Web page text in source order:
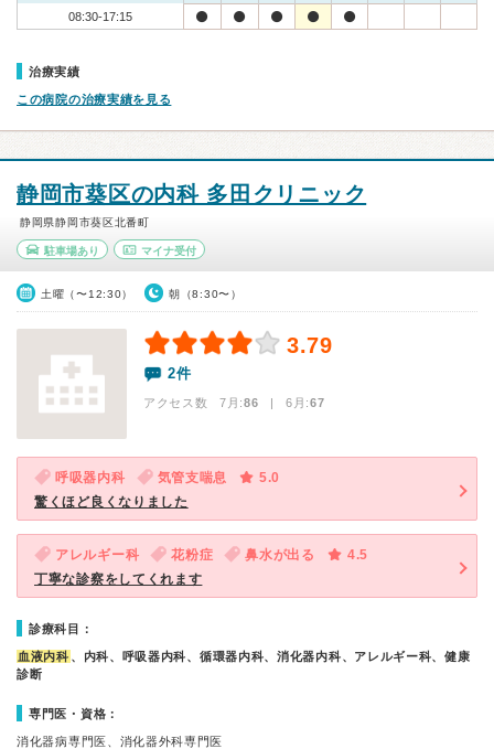
08:30-17:15
治療実績
この病院の治療実績を見る
静岡市葵区の内科 多田クリニック
静岡県静岡市葵区北番町
駐車場あり マイナ受付
土曜（〜12:30） 朝（8:30〜）
3.79
2件
アクセス数 7月:86 | 6月:67
呼吸器内科 気管支喘息
5.0
驚くほど良くなりました
アレルギー科 花粉症 鼻水が出る
4.5
丁寧な診察をしてくれます
診療科目：
血液内科 、内科、呼吸器内科、循環器内科、消化器内科、アレルギー科、健康
診断
専門医・資格：
消化器病専門医、消化器外科専門医